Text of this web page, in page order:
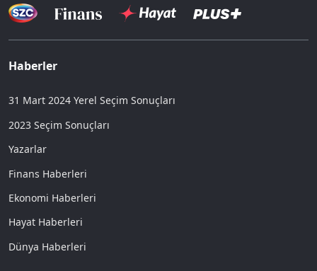
Haberler
31 Mart 2024 Yerel Seçim Sonuçları
2023 Seçim Sonuçları
Yazarlar
Finans Haberleri
Ekonomi Haberleri
Hayat Haberleri
Dünya Haberleri